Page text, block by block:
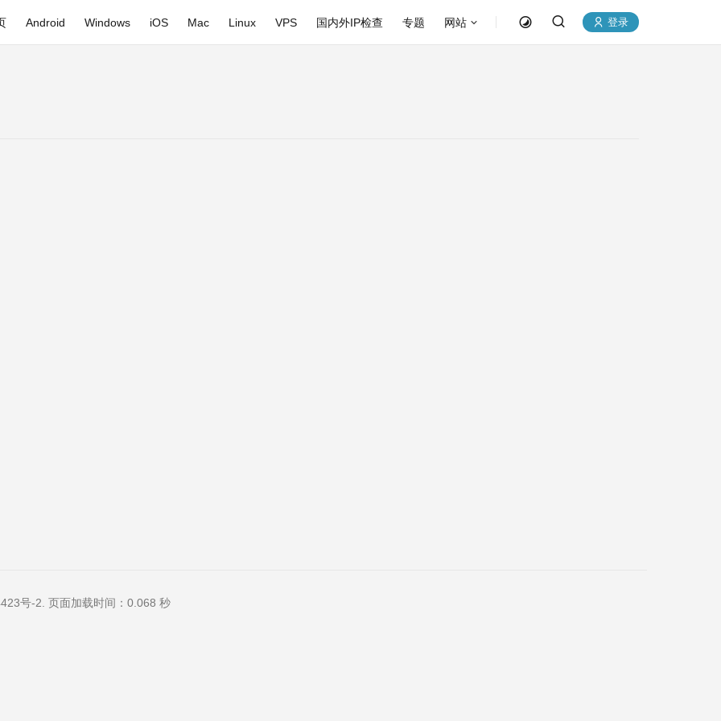
Android Windows iOS Mac Linux VPS 国内外IP检查 专题 网站 登录
号-2 . 页面加载时间：0.068 秒